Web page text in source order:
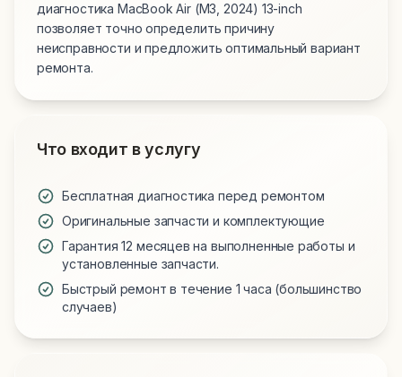
диагностика MacBook Air (M3, 2024) 13-inch
позволяет точно определить причину
неисправности и предложить оптимальный вариант
ремонта.
Что входит в услугу
Бесплатная диагностика перед ремонтом
Оригинальные запчасти и комплектующие
Гарантия 12 месяцев на выполненные работы и
установленные запчасти.
Быстрый ремонт в течение 1 часа (большинство
случаев)